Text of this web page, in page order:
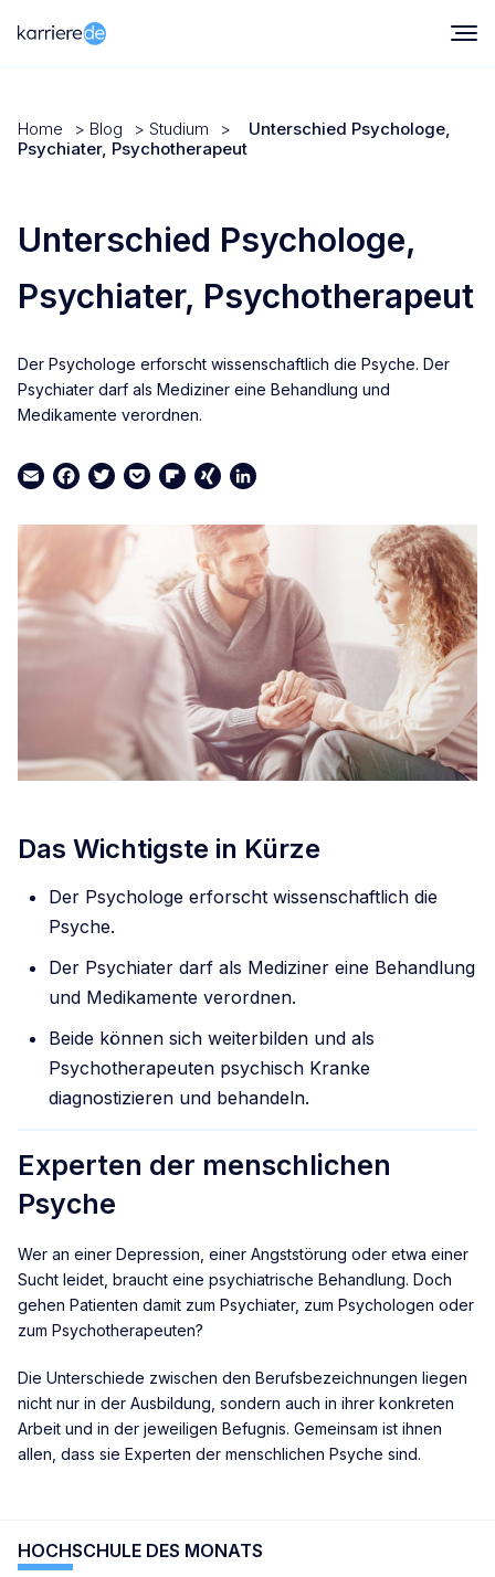
Home > Blog > Studium >
Unterschied Psychologe,
Psychiater, Psychotherapeut
Unterschied Psychologe,
Psychiater, Psychotherapeut
Der Psychologe erforscht wissenschaftlich die Psyche. Der
Psychiater darf als Mediziner eine Behandlung und
Medikamente verordnen.
EmailFacebook
TwitterPocketFlipboard
XINGLinkedIn
Das Wichtigste in Kürze
Der Psychologe erforscht wissenschaftlich die
Psyche.
Der Psychiater darf als Mediziner eine Behandlung
und Medikamente verordnen.
Beide können sich weiterbilden und als
Psychotherapeuten psychisch Kranke
diagnostizieren und behandeln.
Experten der menschlichen
Psyche
Wer an einer Depression, einer Angststörung oder etwa einer
Sucht leidet, braucht eine psychiatrische Behandlung. Doch
gehen Patienten damit zum Psychiater, zum Psychologen oder
zum Psychotherapeuten?
Die Unterschiede zwischen den Berufsbezeichnungen liegen
nicht nur in der Ausbildung, sondern auch in ihrer konkreten
Arbeit und in der jeweiligen Befugnis. Gemeinsam ist ihnen
allen, dass sie Experten der menschlichen Psyche sind.
HOCHSCHULE DES MONATS